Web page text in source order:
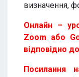
визначення,
Онлайн –
Zoom або
відповідно
Посилання